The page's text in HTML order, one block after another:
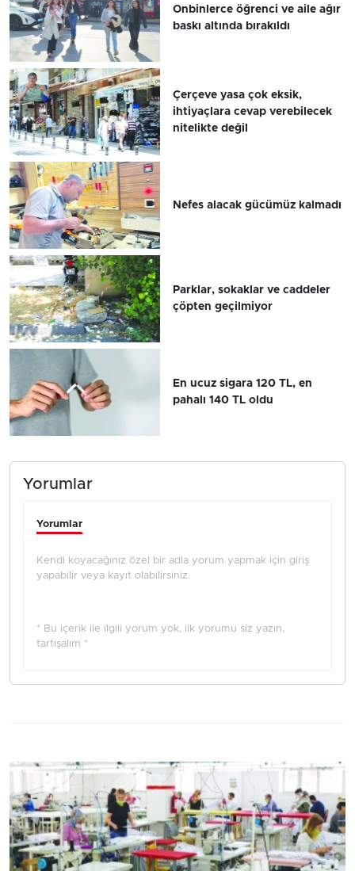
Onbinlerce öğrenci ve aile ağır
baskı altında bırakıldı
Çerçeve yasa çok eksik,
ihtiyaçlara cevap verebilecek
nitelikte değil
Nefes alacak gücümüz kalmadı
Parklar, sokaklar ve caddeler
çöpten geçilmiyor
En ucuz sigara 120 TL, en
pahalı 140 TL oldu
Yorumlar
Yorumlar
Kendi koyacağınız özel bir adla yorum yapmak için giriş
yapabilir veya kayıt olabilirsiniz.
* Bu içerik ile ilgili yorum yok, ilk yorumu siz yazın,
tartışalım *